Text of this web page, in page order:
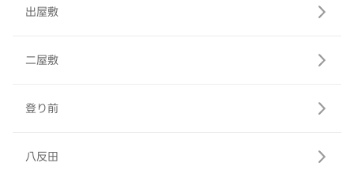
出屋敷
二屋敷
登り前
八反田